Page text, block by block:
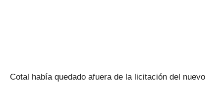
Cotal había quedado afuera de la licitación del nuevo